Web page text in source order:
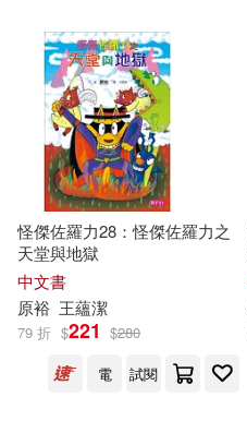
怪傑佐羅力28：怪傑佐羅力之
天堂與地獄
中文書
原裕 王蘊潔
79 折 $221 $280
電
試閱